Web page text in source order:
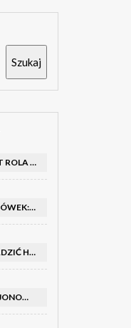
Szukaj
CZYM JEST HR I JAKA JEST ROLA DZIAŁU HR W FIRMIE
RODZAJE FALCAREK I BIGÓWEK: JAKIE WYBRAĆ DO PRODUKCJI?
JAK SKUTECZNIE PROWADZIĆ HOSTESSY NA TARGACH: PORADNIK I SZKOLENIA
JAK SKUTECZNIE POZYCJONOWAĆ SKLEP SHOPER: KLUCZOWE KROKI I STRATEGIE